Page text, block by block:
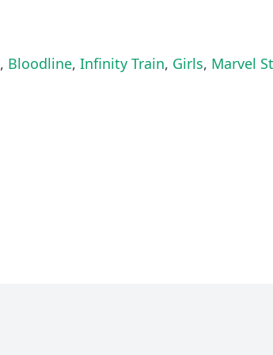
, Bloodline, Infinity Train, Girls, Marvel